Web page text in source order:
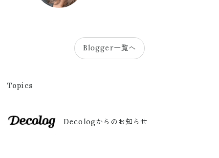
Blogger一覧へ
Topics
Decologからのお知らせ